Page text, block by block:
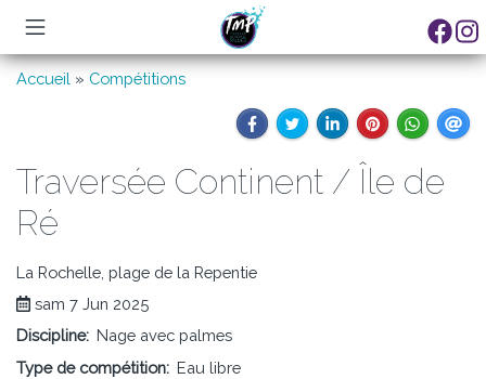
Aller
auFil
Accueil Compétitions
Traversée Continent / Île de
Ré
La Rochelle, plage de la Repentie
sam 7 Jun 2025
Discipline
Nage avec palmes
Type de compétition
Eau libre